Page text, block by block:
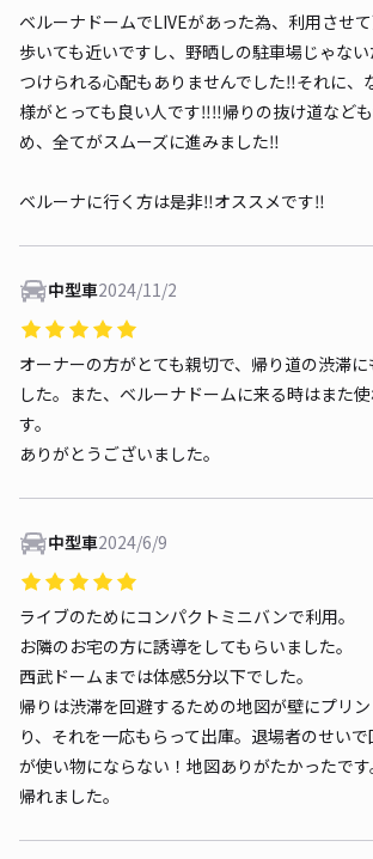
ベルーナドームでLIVEがあった為、利用させ
歩いても近いですし、野晒しの駐車場じゃな
つけられる心配もありませんでした‼︎それに、
様がとっても良い人です‼︎‼︎帰りの抜け道など
め、全てがスムーズに進みました‼︎
ベルーナに行く方は是非‼︎オススメです‼︎
中型車2024/11/2
オーナーの方がとても親切で、帰り道の渋滞
した。また、ベルーナドームに来る時はまた
す。
ありがとうございました。
中型車2024/6/9
ライブのためにコンパクトミニバンで利用。
お隣のお宅の方に誘導をしてもらいました。
西武ドームまでは体感5分以下でした。
帰りは渋滞を回避するための地図が壁にプリ
り、それを一応もらって出庫。退場者のせい
が使い物にならない！地図ありがたかったで
帰れました。